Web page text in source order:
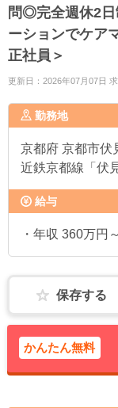
問◎完全週休2
ーションでケア
正社員＞
更新日：2026年07月07日
勤務地
京都府 京都市伏
近鉄京都線「伏
給与
・年収 360万円～
保存する
かんたん無料